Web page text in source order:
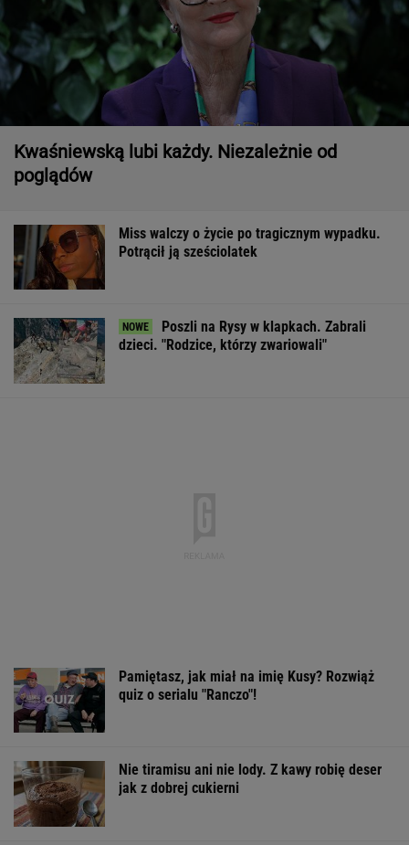
Kwaśniewską lubi każdy. Niezależnie od
poglądów
Miss walczy o życie po tragicznym wypadku.
Potrącił ją sześciolatek
Poszli na Rysy w klapkach. Zabrali
dzieci. "Rodzice, którzy zwariowali"
Pamiętasz, jak miał na imię Kusy? Rozwiąż
quiz o serialu "Ranczo"!
Nie tiramisu ani nie lody. Z kawy robię deser
jak z dobrej cukierni